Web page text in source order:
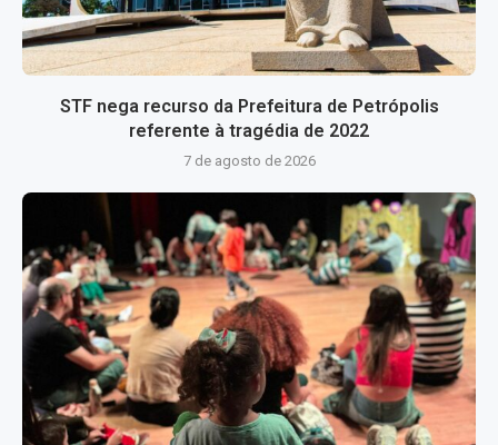
STF nega recurso da Prefeitura de Petrópolis
referente à tragédia de 2022
7 de agosto de 2026